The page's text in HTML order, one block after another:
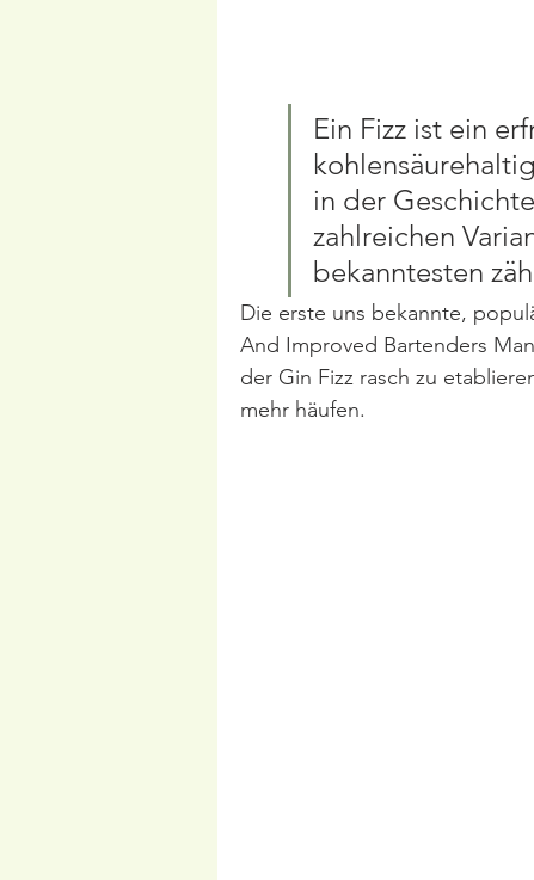
Ein Fizz ist ein
in der
zahlreichen
bekanntesten
Die erste uns bekannte,
And Improved Bartenders
der Gin Fizz rasch zu
mehr häufen.